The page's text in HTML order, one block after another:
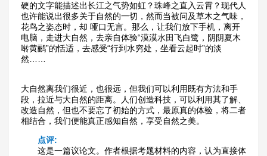
硬的文字能描述出长江之气势如虹？珠峰之直入云霄？现代人
也许能说出很多关于自然的一切，然而当被问及草木之气味，
花鸟之姿态时，却 哑口无言。那么，让我们放下手机，离开
电脑，走进大自然，去亲自体验“漠漠水田飞白鹭，阴阴夏木
啭黄鹂”的恬适，去感受“行到水穷处，坐看云起时”的淡
然……
大自然离我们很近，也很远，但我们可以利用既有方法和手
段，拉近与大自然的距离。人们创造科技，可以利用其了解、
改造自然，但也不要忘了初始的方式，最原真的体验，将二者
相结合，我们便能真正感知自然，享受自然之美。
点评:
这是一篇议论文。作者根据考题材料的内容，认为直接体